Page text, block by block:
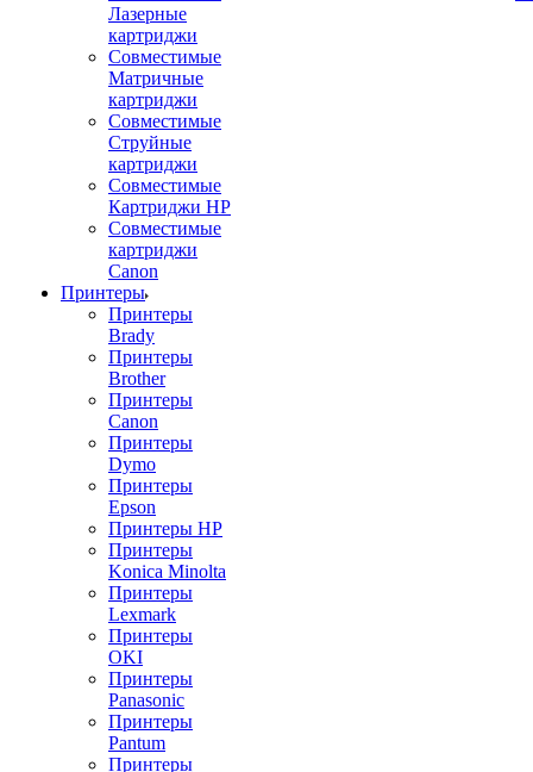
Лазерные
картриджи
Совместимые
Матричные
картриджи
Совместимые
Струйные
картриджи
Совместимые
Картриджи HP
Совместимые
картриджи
Canon
Принтеры
Принтеры
Brady
Принтеры
Brother
Принтеры
Canon
Принтеры
Dymo
Принтеры
Epson
Принтеры HP
Принтеры
Konica Minolta
Принтеры
Lexmark
Принтеры
OKI
Принтеры
Panasonic
Принтеры
Pantum
Принтеры